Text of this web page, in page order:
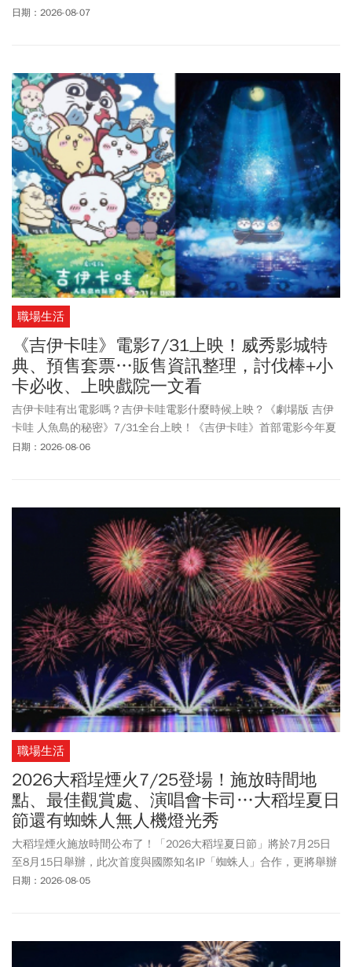
歷經約3年修復，今年(2026年)8月將首度全面對外開放。空總歷史
域，在完成修復八角窗、頂樓貓道等建築設施後，並保留原有歷史
痕跡。更象徵從「文化實驗場」邁向「文化空總」，最終成為「國
家文化基地」。8/1起搭配「晴空季2026」等多項展覽活動，正式
迎接民眾來訪。此外，2026臺灣文博會文化策展即日起至8月31
日，在空總國家文化基地古蹟大樓展出，今年以「第零位元」為主
題，回應AI人工智慧快速發展所帶來的創作變革，策展規劃「不要
急，你做得很好」、「未來旅行社」、「人性封存 讀取 然後解壓
縮」、「Wake Up！感知覺醒」及「回到明日前」五大展區，串聯
影視、漫畫、出版、工藝及地方風土等不同形式的台灣文化內容。
假日不妨去走走逛逛！
日期：2026-08-07
職場生活
《吉伊卡哇》電影7/31上映！威秀影城特
典、預售套票…販售資訊整理，討伐棒+小
卡必收、上映戲院一文看
吉伊卡哇有出電影嗎？吉伊卡哇電影什麼時候上映？《劇場版 吉伊
卡哇 人魚島的秘密》7/31全台上映！《吉伊卡哇》首部電影今年夏
天登場，上映不到1周，全台票房已累計超過4000萬，首周特典祭出
伊卡哇 人魚島的秘密》影城限定套票內容、首周特典、上映電影院
等資訊，帶吉友一文了解！
日期：2026-08-06
職場生活
2026大稻埕煙火7/25登場！施放時間地
點、最佳觀賞處、演唱會卡司…大稻埕夏日
節還有蜘蛛人無人機燈光秀
大稻埕煙火施放時間公布了！「2026大稻埕夏日節」將於7月25日
至8月15日舉辦，此次首度與國際知名IP「蜘蛛人」合作，更將舉辦
兩場時長長達20分鐘的無人機+煙火秀表演；活動現場還有9米高的
日期：2026-08-05